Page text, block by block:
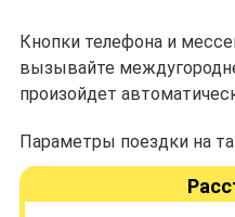
Кнопки телефона и
вызывайте
произойдет
Параметры поездки на